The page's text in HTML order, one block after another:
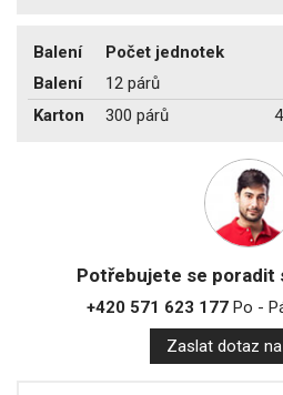
Balení Počet jednotek
Balení
12 párů
Karton
300 párů
Potřebujete se poradit
+420 571 623 177Po -
Zaslat dotaz